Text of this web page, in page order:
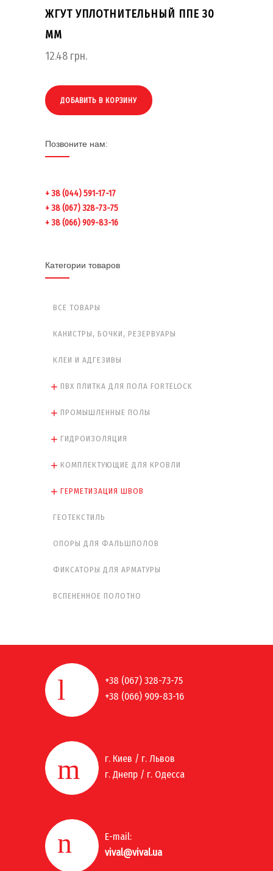
ЖГУТ УПЛОТНИТЕЛЬНЫЙ ППЕ 30
ММ
12.48 грн.
ДОБАВИТЬ В КОРЗИНУ
Позвоните нам:
+ 38 (044) 591-17-17
+ 38 (067) 328-73-75
+ 38 (066) 909-83-16
Категории товаров
ВСЕ ТОВАРЫ
КАНИСТРЫ, БОЧКИ, РЕЗЕРВУАРЫ
КЛЕИ И АДГЕЗИВЫ
ПВХ ПЛИТКА ДЛЯ ПОЛА FORTELOCK
ПРОМЫШЛЕННЫЕ ПОЛЫ
ГИДРОИЗОЛЯЦИЯ
КОМПЛЕКТУЮЩИЕ ДЛЯ КРОВЛИ
ГЕРМЕТИЗАЦИЯ ШВОВ
ГЕОТЕКСТИЛЬ
ОПОРЫ ДЛЯ ФАЛЬШПОЛОВ
ФИКСАТОРЫ ДЛЯ АРМАТУРЫ
ВСПЕНЕННОЕ ПОЛОТНО
+38 (067) 328-73-75
+38 (066) 909-83-16
г. Киев / г. Львов
г. Днепр / г. Одесса
E-mail:
vival@vival.ua